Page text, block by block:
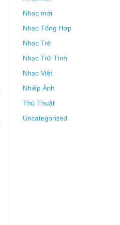
Nhạc mới
Nhạc Tổng Hợp
Nhạc Trẻ
Nhạc Trữ Tình
Nhạc Việt
Nhiếp Ảnh
Thủ Thuật
Uncategorized